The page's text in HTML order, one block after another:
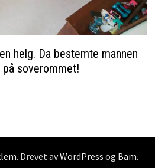
helg. Da bestemte mannen
på soverommet!
. Drevet avWordPress og Bam.